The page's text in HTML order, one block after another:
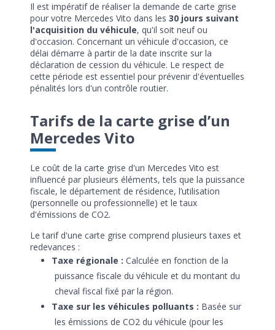
Il est impératif de réaliser la demande de carte grise
pour votre Mercedes Vito dans les 30 jours suivant
l'acquisition du véhicule, qu'il soit neuf ou
d'occasion. Concernant un véhicule d'occasion, ce
délai démarre à partir de la date inscrite sur la
déclaration de cession du véhicule. Le respect de
cette période est essentiel pour prévenir d'éventuelles
pénalités lors d'un contrôle routier.
Tarifs de la carte grise d’un
Mercedes Vito
Le coût de la carte grise d'un Mercedes Vito est
influencé par plusieurs éléments, tels que la puissance
fiscale, le département de résidence, l’utilisation
(personnelle ou professionnelle) et le taux
d'émissions de CO2.
Le tarif d'une carte grise comprend plusieurs taxes et
redevances :
Taxe régionale : Calculée en fonction de la
puissance fiscale du véhicule et du montant du
cheval fiscal fixé par la région.
Taxe sur les véhicules polluants : Basée sur
les émissions de CO2 du véhicule (pour les